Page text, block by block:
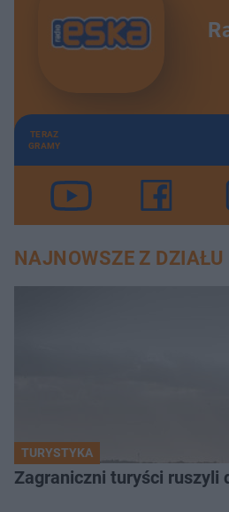
TERAZ
GRAMY
NAJNOWSZE Z DZIAŁU
TURYSTYKA
Zagraniczni turyści ruszyli